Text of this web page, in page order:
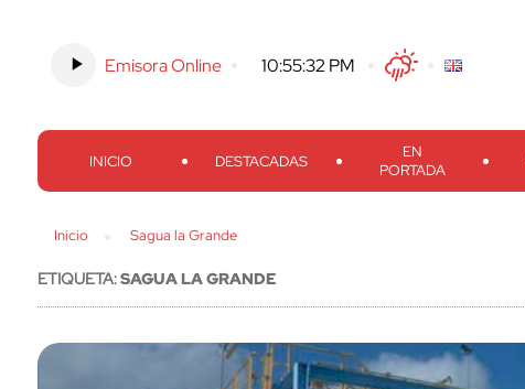
Emisora Online -10:55:33 PM TwitterFacebook
Threads
Instagram
INICIO DESTACADAS
EN
PORTADA
Inicio Sagua la Grande
ETIQUETA:SAGUA LA GRANDE